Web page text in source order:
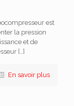
est
la pression
et de
[…]
En savoir plus